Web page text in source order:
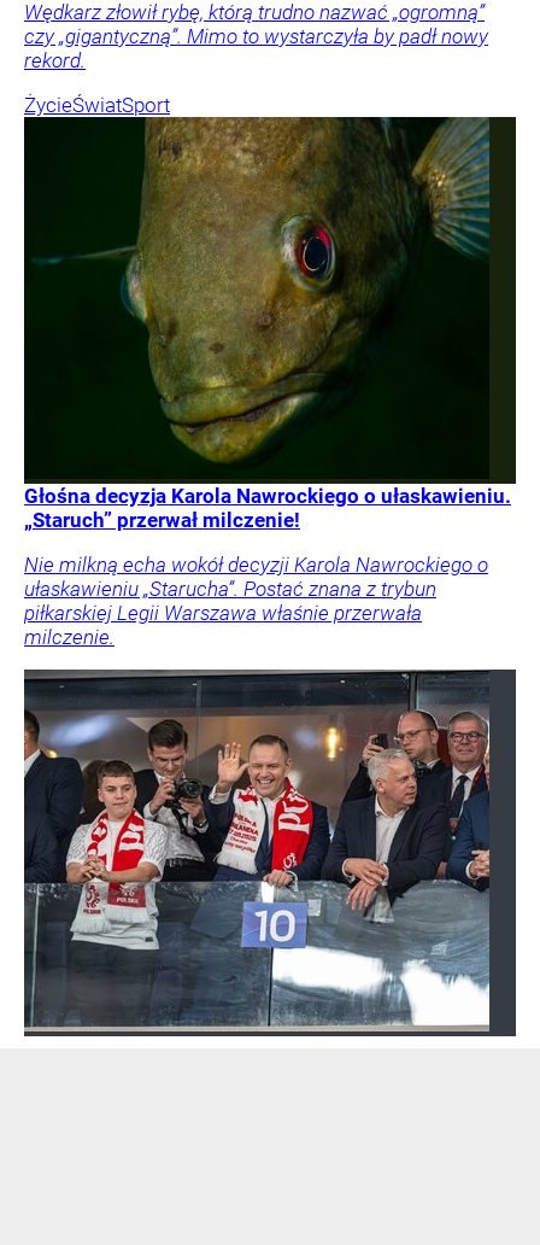
Wędkarz złowił rybę, którą trudno nazwać „ogromną”
czy „gigantyczną”. Mimo to wystarczyła by padł nowy
rekord.
ŻycieŚwiatSport
Głośna decyzja Karola Nawrockiego o ułaskawieniu.
„Staruch” przerwał milczenie!
Nie milkną echa wokół decyzji Karola Nawrockiego o
ułaskawieniu „Starucha”. Postać znana z trybun
piłkarskiej Legii Warszawa właśnie przerwała
milczenie.